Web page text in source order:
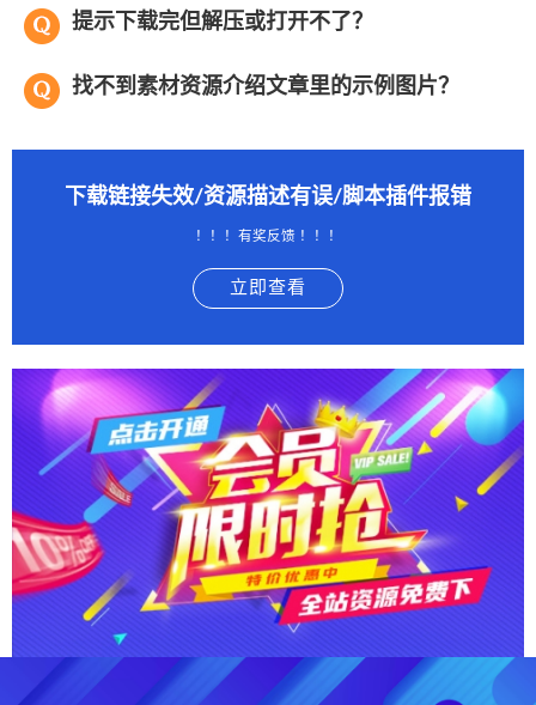
提示下载完但解压或打开不了？
找不到素材资源介绍文章里的示例图片？
下载链接失效/资源描述有误/脚本插件报错
！！！有奖反馈 ！！！
立即查看